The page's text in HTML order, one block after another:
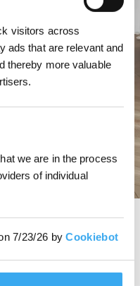
visitors across
ads that are relevant and
thereby more valuable
we are in the process
of individual
7/23/26 byCookiebot
2.0
Wischpads und Fünffach-